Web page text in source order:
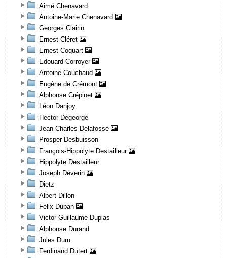
Aimé Chenavard
Antoine-Marie Chenavard
Georges Clairin
Ernest Cléret
Ernest Coquart
Edouard Corroyer
Antoine Couchaud
Eugène de Crémont
Alphonse Crépinet
Léon Danjoy
Hector Degeorge
Jean-Charles Delafosse
Prosper Desbuisson
François-Hippolyte Destailleur
Hippolyte Destailleur
Joseph Déverin
Dietz
Albert Dillon
Félix Duban
Victor Guillaume Dupias
Alphonse Durand
Jules Duru
Ferdinand Dutert